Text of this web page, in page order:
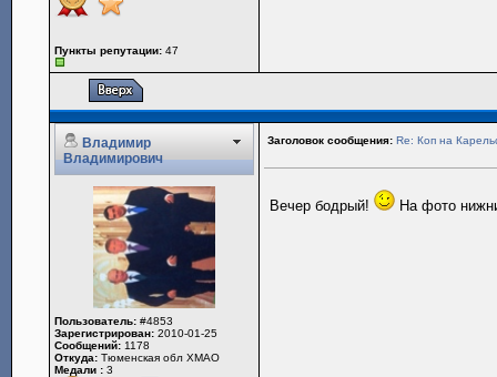
Пункты репутации: 47
Владимир
Владимирович
Заголовок сообщения: Re: Коп на
Пользователь: #4853
Зарегистрирован: 2010-01-25
Сообщений: 1178
Откуда: Тюменская обл ХМАО
Медали : 3
Вечер бодрый! На фото